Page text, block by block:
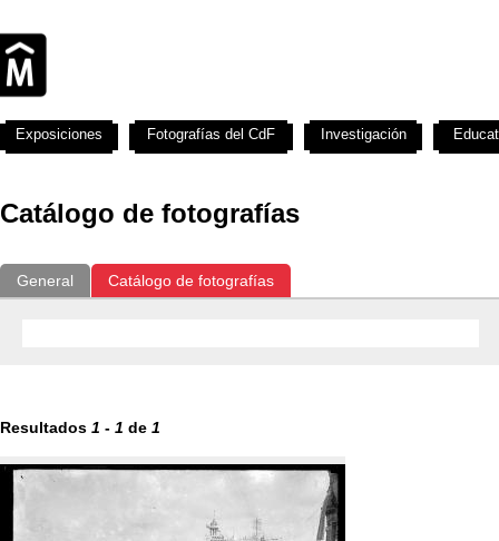
Catálogo de fotografías
General Catálogo de fotografías
Resultados 1 - 1 de 1
Exposiciones Fotografías del CdF Investigación